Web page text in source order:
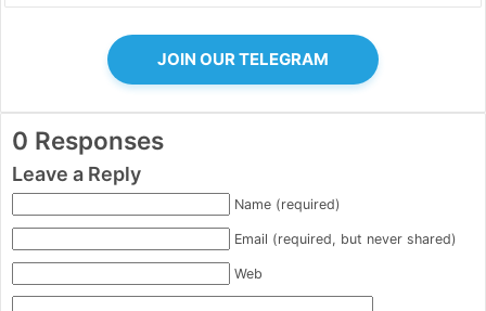
JOIN OUR TELEGRAM
0 Responses
Leave a Reply
Name (required)
Email (required, but never shared)
Web